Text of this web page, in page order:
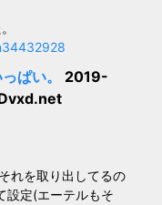
ぱい。 2019-
れを取り出してるの
設定(エーテルもそ